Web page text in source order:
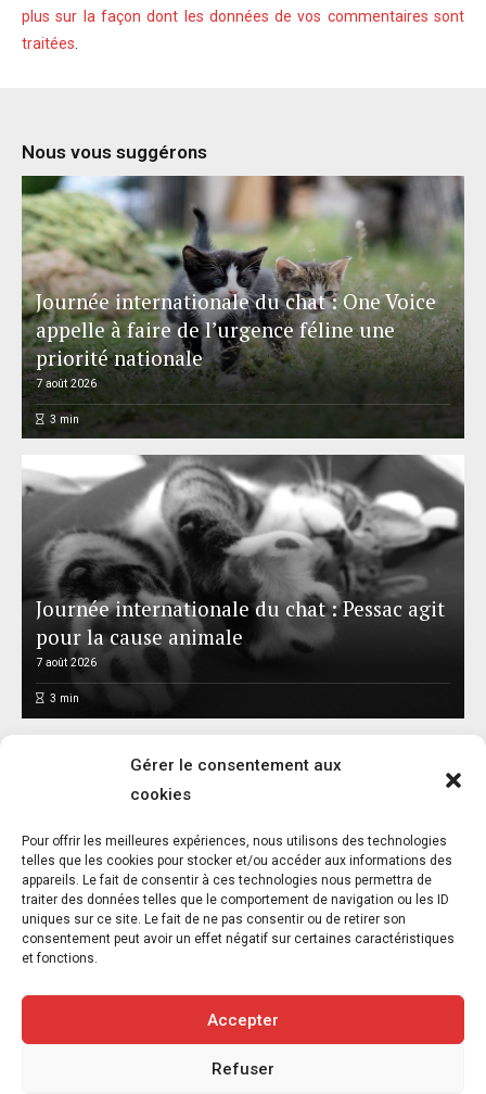
Gérer le consentement aux
cookies
Pour offrir les meilleures expériences, nous utilisons des technologies
telles que les cookies pour stocker et/ou accéder aux informations des
appareils. Le fait de consentir à ces technologies nous permettra de
traiter des données telles que le comportement de navigation ou les ID
uniques sur ce site. Le fait de ne pas consentir ou de retirer son
consentement peut avoir un effet négatif sur certaines caractéristiques
et fonctions.
Accepter
Refuser
plus sur la façon dont les données de vos commentaires sont
traitées
Nous vous suggérons
Journée internationale du chat : One Voice
appelle à faire de l’urgence féline une
priorité nationale
7 août 2026
3 min
Journée internationale du chat : Pessac agit
pour la cause animale
7 août 2026
3 min
Santé animale : un marché de 6,5 MDS€,
une bataille de réseaux
7 août 2026